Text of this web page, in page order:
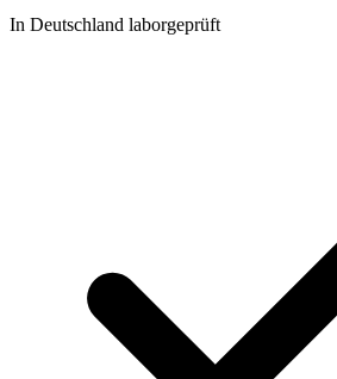
In Deutschland laborgeprüft